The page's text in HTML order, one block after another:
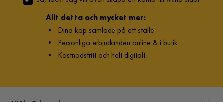
Allt detta och mycket mer:
• Dina köp samlade på ett ställe
• Personliga erbjudanden online & i butik
• Kostnadsfritt och helt digitalt